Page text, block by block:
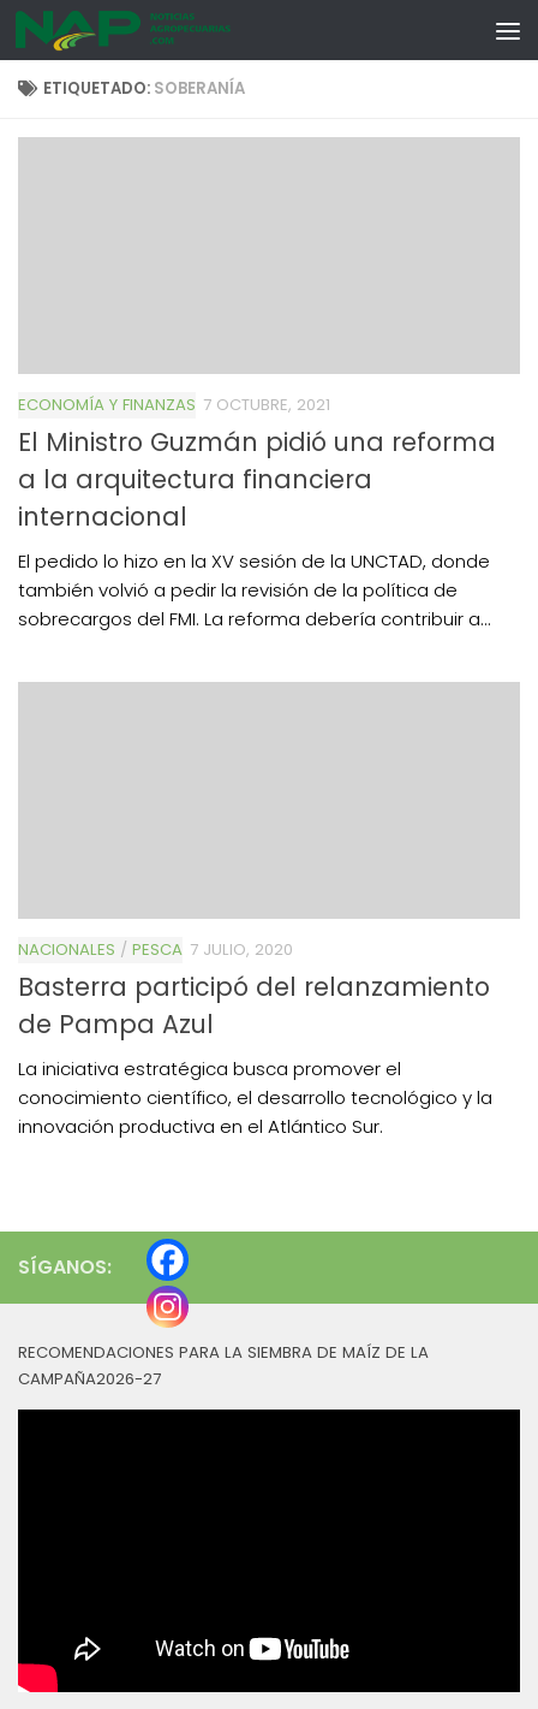
Skip to content
ETIQUETADO: SOBERANÍA
ECONOMÍA Y FINANZAS 7 OCTUBRE, 2021
El Ministro Guzmán pidió una reforma
a la arquitectura financiera
internacional
El pedido lo hizo en la XV sesión de la UNCTAD, donde
también volvió a pedir la revisión de la política de
sobrecargos del FMI. La reforma debería contribuir a...
NACIONALES / PESCA 7 JULIO, 2020
Basterra participó del relanzamiento
de Pampa Azul
La iniciativa estratégica busca promover el
conocimiento científico, el desarrollo tecnológico y la
innovación productiva en el Atlántico Sur.
SÍGANOS:
RECOMENDACIONES PARA LA SIEMBRA DE MAÍZ DE LA
CAMPAÑA2026-27